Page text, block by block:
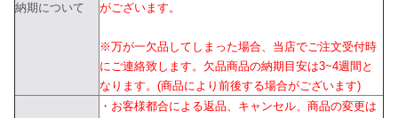
納期について
がございます。
※万が一欠品してしまった場合、当店でご注文受付時
にご連絡致します。欠品商品の納期目安は3~4週間と
なります。(商品により前後する場合がございます)
・お客様都合による返品、キャンセル、商品の変更は